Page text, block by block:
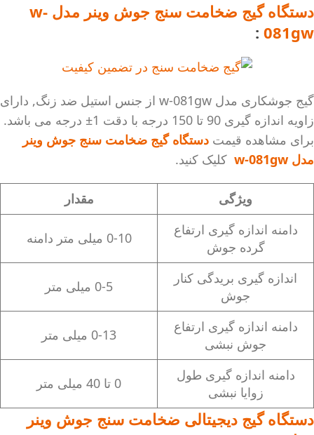
دستگاه گیج ضخامت سنج جوش وینر مدل w-
081gw
:
گیج جوشکاری مدل w-081gw از جنس استیل ضد زنگ, دارای
زاویه اندازه گیری 90 تا 150 درجه با دقت 1± درجه می باشد.
برای مشاهده قیمت دستگاه گیج ضخامت سنج جوش وینر
مدل w-081gw
کلیک کنید.
ویژگی
مقدار
دامنه اندازه گیری ارتفاع
گرده جوش
0-10 میلی متر دامنه
اندازه گیری بریدگی کنار
جوش
0-5 میلی متر
دامنه اندازه گیری ارتفاع
جوش نبشی
0-13 میلی متر
دامنه اندازه گیری طول
زوایا نبشی
0 تا 40 میلی متر
دستگاه گیج دیجیتالی ضخامت سنج جوش وینر